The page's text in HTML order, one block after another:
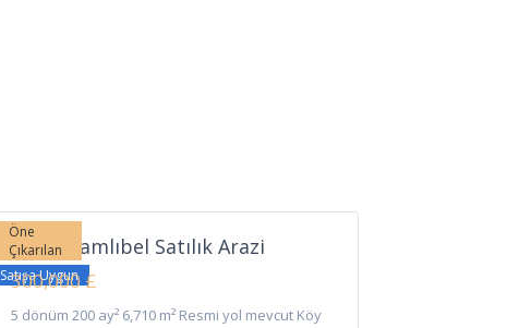
Öne
Çıkarılan
Satışa Uygun
Girne Çamlıbel Satılık Arazi
300,000 £
5 dönüm 200 ay² 6,710 m² Resmi yol mevcut Köy